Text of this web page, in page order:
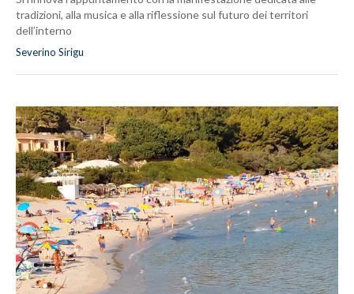
tradizioni, alla musica e alla riflessione sul futuro dei territori
dell’interno
Severino Sirigu